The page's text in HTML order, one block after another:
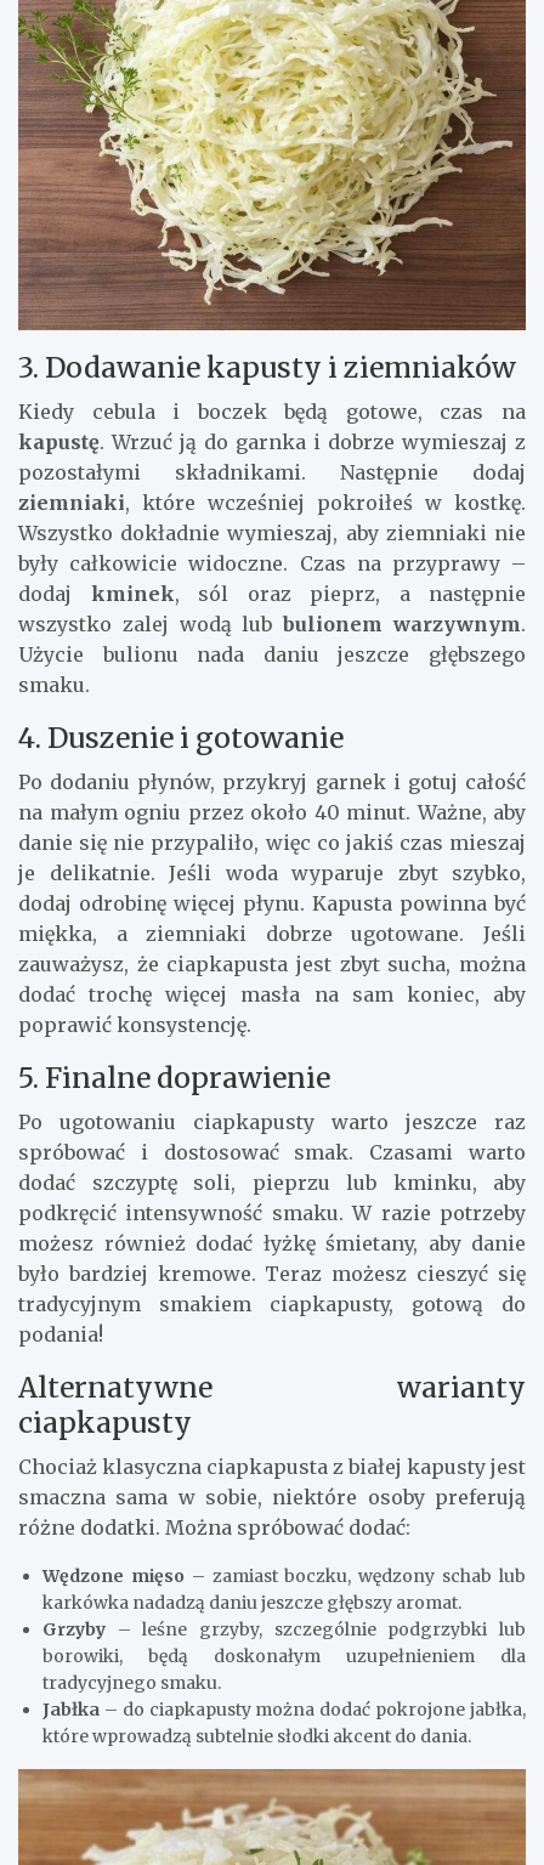
3. Dodawanie kapusty i ziemniaków
Kiedy cebula i boczek będą gotowe, czas na
kapustę. Wrzuć ją do garnka i dobrze wymieszaj z
pozostałymi składnikami. Następnie dodaj
ziemniaki, które wcześniej pokroiłeś w kostkę.
Wszystko dokładnie wymieszaj, aby ziemniaki nie
były całkowicie widoczne. Czas na przyprawy –
dodaj kminek, sól oraz pieprz, a następnie
wszystko zalej wodą lubbulionem warzywnym.
Użycie bulionu nada daniu jeszcze głębszego
smaku.
4. Duszenie i gotowanie
Po dodaniu płynów, przykryj garnek i gotuj całość
na małym ogniu przez około 40 minut. Ważne, aby
danie się nie przypaliło, więc co jakiś czas mieszaj
je delikatnie. Jeśli woda wyparuje zbyt szybko,
dodaj odrobinę więcej płynu. Kapusta powinna być
miękka, a ziemniaki dobrze ugotowane. Jeśli
zauważysz, że ciapkapusta jest zbyt sucha, można
dodać trochę więcej masła na sam koniec, aby
poprawić konsystencję.
5. Finalne doprawienie
Po ugotowaniu ciapkapusty warto jeszcze raz
spróbować i dostosować smak. Czasami warto
dodać szczyptę soli, pieprzu lub kminku, aby
podkręcić intensywność smaku. W razie potrzeby
możesz również dodać łyżkę śmietany, aby danie
było bardziej kremowe. Teraz możesz cieszyć się
tradycyjnym smakiem ciapkapusty, gotową do
podania!
Alternatywne warianty
ciapkapusty
Chociaż klasyczna ciapkapusta z białej kapusty jest
smaczna sama w sobie, niektóre osoby preferują
różne dodatki. Można spróbować dodać:
Wędzone mięso – zamiast boczku, wędzony schab lub
karkówka nadadzą daniu jeszcze głębszy aromat.
Grzyby – leśne grzyby, szczególnie podgrzybki lub
borowiki, będą doskonałym uzupełnieniem dla
tradycyjnego smaku.
Jabłka – do ciapkapusty można dodać pokrojone jabłka,
które wprowadzą subtelnie słodki akcent do dania.